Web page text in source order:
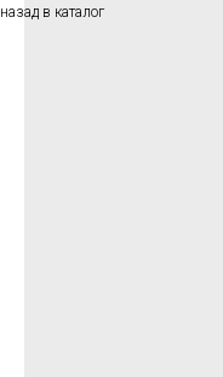
назад в каталог